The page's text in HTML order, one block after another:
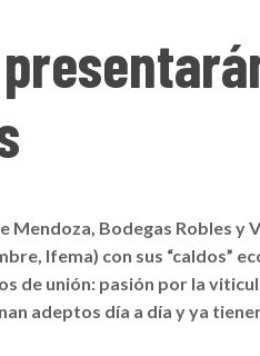
Bodegas Robles y
Ifema) con sus “caldos”
de unión: pasión por la
adeptos día a día y ya